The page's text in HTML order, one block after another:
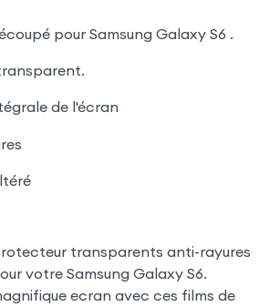
pour Samsung Galaxy S6 .
de l'écran
transparents anti-rayures
votre Samsung Galaxy S6.
ecran avec ces films de